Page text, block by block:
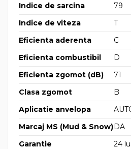
Indice de sarcina
79
Indice de viteza
T
Eficienta aderenta
C
Eficienta combustibil
D
Eficienta zgomot (dB)
71
Clasa zgomot
B
Aplicatie anvelopa
Marcaj MS (Mud & Snow)DA
Garantie
24